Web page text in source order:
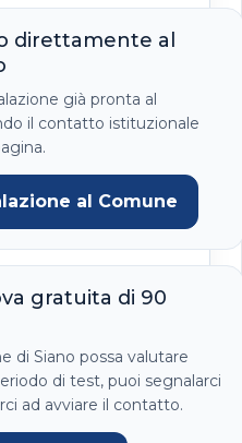
direttamente al
già pronta al
il contatto istituzionale
al Comune
gratuita di 90
di Siano possa valutare
di test, puoi segnalarci
ad avviare il contatto.